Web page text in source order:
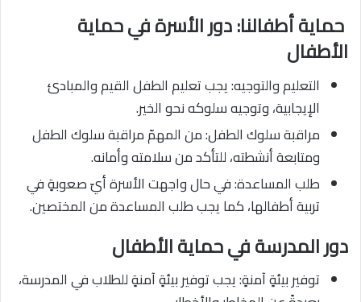
حماية أطفالنا: دور الأسرة في حماية
الأطفال
التعليم والتوجيه: يجب تعليم الطفل القيم والمبادئ
الإيجابية، وتوجيه سلوكه نحو الخير.
مراقبة سلوك الطفل: من المهمّ مراقبة سلوك الطفل
ومتابعة أنشطته، للتأكد من سلامته وأمانه.
طلب المساعدة: في حال واجهت الأسرة أيّ صعوبةٍ في
تربية أطفالها، كما يجب طلب المساعدة من المختصين.
دور المدرسة في حماية الأطفال
توفير بيئةٍ آمنةٍ: يجب توفير بيئةٍ آمنةٍ للطلاب في المدرسة،